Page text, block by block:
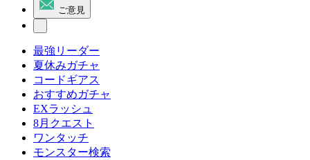
ご意見
最強リーダー
夏休みガチャ
コードギアス
おすすめガチャ
EXラッシュ
8月クエスト
ワンタッチ
モンスター検索